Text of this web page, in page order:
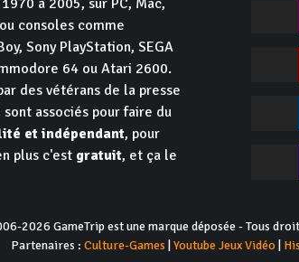
à 2005, sur PC, Mac,
consoles comme
Sony PlayStation, SEGA
64 ou Atari 2600.
des vétérans de la presse
sont associés pour faire du
et indépendant, pour
plus c'est gratuit, et ça le
2026 GameTrip est une marque déposée - Tous
Partenaires : Culture-Games Youtube Jeux Vidéo|